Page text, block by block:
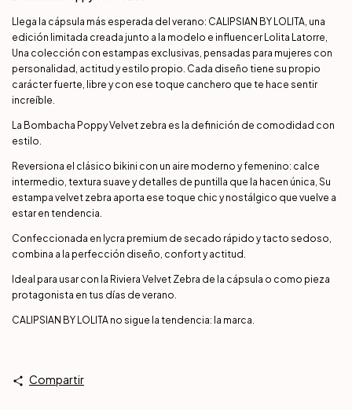
Llega la cápsula más esperada del verano: CALIPSIAN BY LOLITA, una
edición limitada creada junto a la modelo e influencer Lolita Latorre,
Una colección con estampas exclusivas, pensadas para mujeres con
personalidad, actitud y estilo propio. Cada diseño tiene su propio
carácter fuerte, libre y con ese toque canchero que te hace sentir
increíble.
La Bombacha Poppy Velvet zebra es la definición de comodidad con
estilo.
Reversiona el clásico bikini con un aire moderno y femenino: calce
intermedio, textura suave y detalles de puntilla que la hacen única, Su
estampa velvet zebra aporta ese toque chic y nostálgico que vuelve a
estar en tendencia.
Confeccionada en lycra premium de secado rápido y tacto sedoso,
combina a la perfección diseño, confort y actitud.
Ideal para usar con la Riviera Velvet Zebra de la cápsula o como pieza
protagonista en tus días de verano.
CALIPSIAN BY LOLITA no sigue la tendencia: la marca.
Compartir